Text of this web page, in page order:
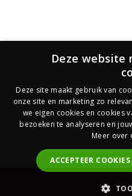
Deze website
Deze site maakt gebruik van
onze site en marketing zo
we eigen cookies en cookies
bezoeken te analyseren en
Meer over
ACCEPTEER COOKIES